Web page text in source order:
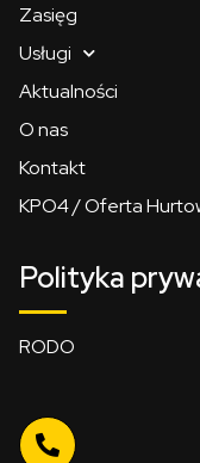
Zasięg
Usługi
Aktualności
O nas
Kontakt
KPO4 / Oferta
Polityka
RODO